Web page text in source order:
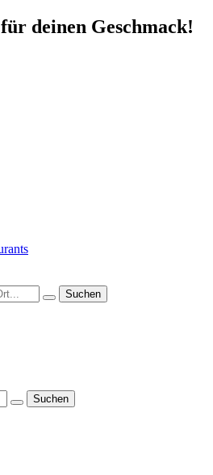
deinen Geschmack!
Suchen
Suchen